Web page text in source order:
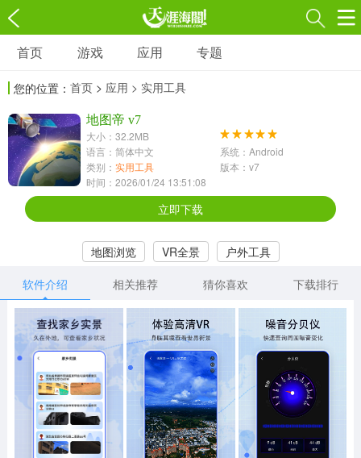
游戏
3697款应用
休闲益智
13387款应用
2196款应用
1072款应用
418款应用
568款应用
音乐舞蹈
269款应用
2716款应用
515款应用
其他
1654款应用
游戏助手
515款应用
MOD游戏
1056款应用
首页 游戏 应用 专题
您的位置： 首页 > 应用 > 实用工具
地图帝 v7
大小：32.2MB
语言：简体中文
系统：Android
类别： 实用工具
版本：v7
时间：2026/01/24 13:51:08
立即下载
地图浏览 VR全景
户外工具
软件介绍
相关推荐 猜你喜欢 下载排行